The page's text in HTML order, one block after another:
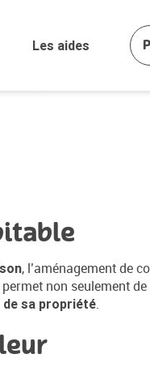
Les aides
, l’aménagement de
non seulement
de sa propriété.